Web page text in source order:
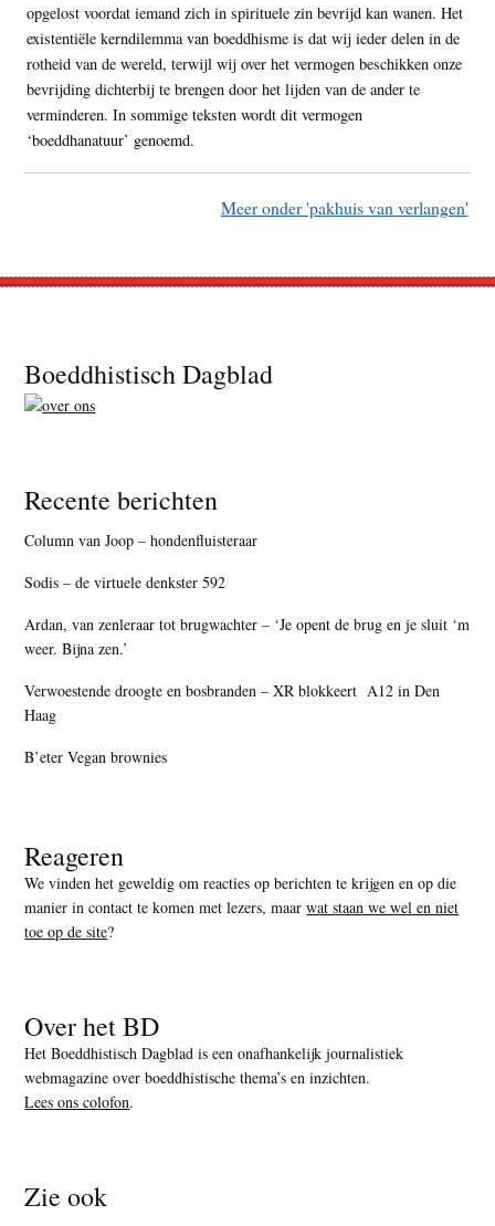
opgelost voordat iemand zich in spirituele zin bevrijd kan wanen. Het
existentiële kerndilemma van boeddhisme is dat wij ieder delen in de
rotheid van de wereld, terwijl wij over het vermogen beschikken onze
bevrijding dichterbij te brengen door het lijden van de ander te
verminderen. In sommige teksten wordt dit vermogen
‘boeddhanatuur’ genoemd.
Meer onder 'pakhuis van verlangen'
Footer
Boeddhistisch Dagblad
Recente berichten
Column van Joop – hondenfluisteraar
Sodis – de virtuele denkster 592
Ardan, van zenleraar tot brugwachter – ‘Je opent de brug en je sluit ‘m
weer. Bijna zen.’
Verwoestende droogte en bosbranden – XR blokkeert A12 in Den
Haag
B’eter Vegan brownies
Reageren
We vinden het geweldig om reacties op berichten te krijgen en op die
manier in contact te komen met lezers, maarwat staan we wel en niet
toe op de site?
Over het BD
Het Boeddhistisch Dagblad is een onafhankelijk journalistiek
webmagazine over boeddhistische thema’s en inzichten.
Lees ons colofon.
Zie ook